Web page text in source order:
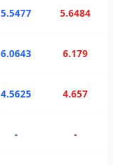
5.5477 5.6484
6.0643 6.179
4.5625 4.657
- -